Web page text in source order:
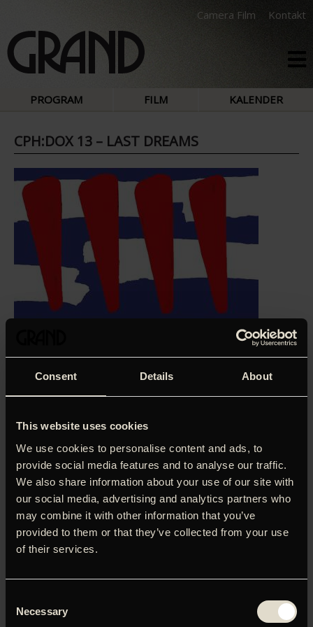
Consent Details About
This website uses cookies
We use cookies to personalise content and ads, to
provide social media features and to analyse our traffic.
We also share information about your use of our site with
our social media, advertising and analytics partners who
may combine it with other information that you’ve
provided to them or that they’ve collected from your use
of their services.
Selection
Necessary
Camera Film Kontakt
PROGRAM FILM KALENDER
CPH:DOX 13 – LAST DREAMS
‘Jeg er så glad for at være her…’, sukker en ældre kvinde,
der akkurat sidder oprejst i en lænestol, svøbt i et
livsforladt, men fredfyldt med en blomst mellem de
skåret udsnit af virkeligheden på et hospice, sidste stop
før døden. Fragmenter af samtaler om livshændelser og